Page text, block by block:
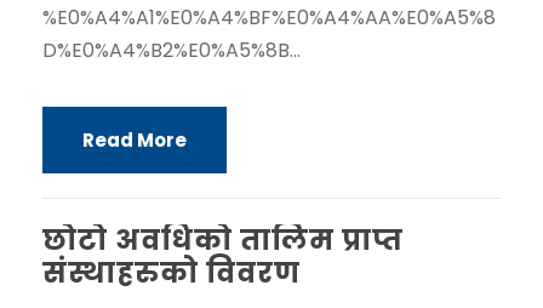
%E0%A4%A1%E0%A4%BF%E0%A4%AA%E0%A5%8
D%E0%A4%B2%E0%A5%8B...
Read More
छोटो अवधिको तालिम प्राप्त
संस्थाहरुको विवरण